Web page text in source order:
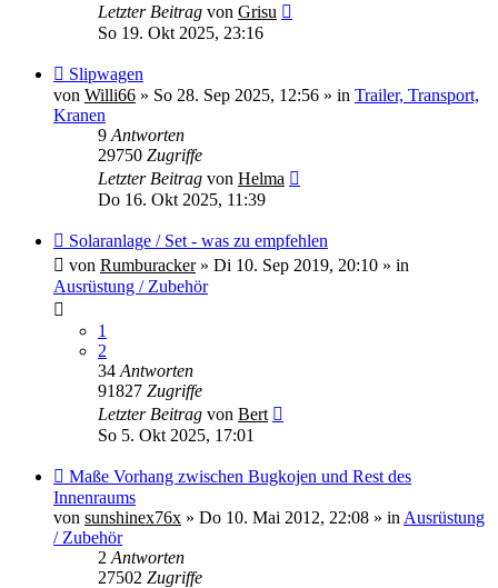
Letzter Beitrag von Grisu
So 19. Okt 2025, 23:16
Neuer
Beitrag
Slipwagen
von Willi66 » So 28. Sep 2025, 12:56 » in Trailer, Transport,
Kranen
9 Antworten
29750 Zugriffe
Letzter Beitrag von Helma
Do 16. Okt 2025, 11:39
Neuer
Beitrag
Solaranlage / Set - was zu empfehlen
von Rumburacker» Di 10. Sep 2019, 20:10 » in
Ausrüstung / Zubehör
1
2
34 Antworten
91827 Zugriffe
Letzter Beitrag von Bert
So 5. Okt 2025, 17:01
Neuer
Beitrag
Maße Vorhang zwischen Bugkojen und Rest des
Innenraums
von sunshinex76x » Do 10. Mai 2012, 22:08 » in Ausrüstung
/ Zubehör
2 Antworten
27502 Zugriffe